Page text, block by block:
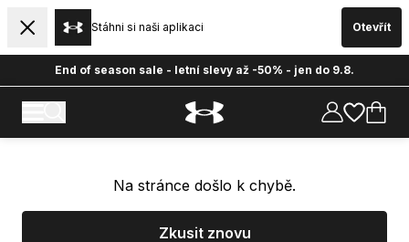
Stáhni si naši aplikaci Otevřít
End of season sale - letní slevy až -50% - jen do 9.8.
Na stránce došlo k chybě.
Zkusit znovu